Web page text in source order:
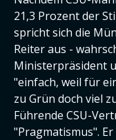
21,3 Prozent der
spricht sich die
Reiter aus -
Ministerpräsident
"einfach, weil für
zu Grün doch viel
Führende CSU-
"Pragmatismus".